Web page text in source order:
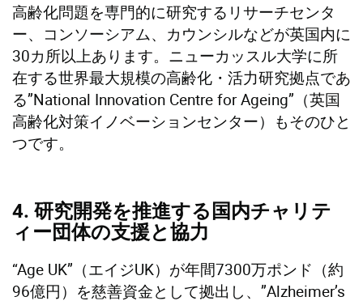
高齢化問題を専門的に研究するリサーチセンタ
ー、コンソーシアム、カウンシルなどが英国内に
30カ所以上あります。ニューカッスル大学に所
在する世界最大規模の高齢化・活力研究拠点であ
る”National Innovation Centre for Ageing”（英国
高齢化対策イノベーションセンター）もそのひと
つです。
4. 研究開発を推進する国内チャリテ
ィー団体の支援と協力
“Age UK”（エイジUK）が年間7300万ポンド（約
96億円）を慈善資金として拠出し、”Alzheimer’s